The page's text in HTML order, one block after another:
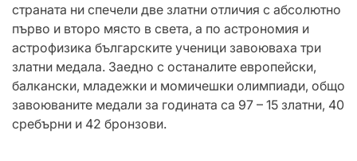
страната ни спечели две златни отличия с абсолютно
първо и второ място в света, а по астрономия и
астрофизика българските ученици завоюваха три
златни медала. Заедно с останалите европейски,
балкански, младежки и момичешки олимпиади, общо
завоюваните медали за годината са 97 – 15 златни, 40
сребърни и 42 бронзови.